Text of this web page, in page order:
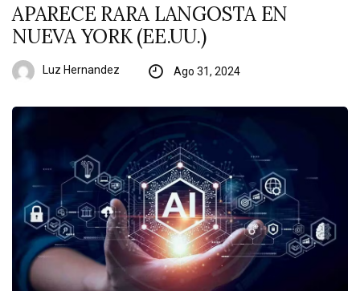
APARECE RARA LANGOSTA EN
NUEVA YORK (EE.UU.)
Luz Hernandez Ago 31, 2024